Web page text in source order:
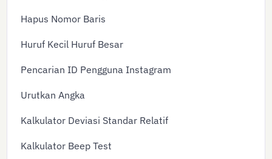
Hapus Nomor Baris
Huruf Kecil Huruf Besar
Pencarian ID Pengguna Instagram
Urutkan Angka
Kalkulator Deviasi Standar Relatif
Kalkulator Beep Test